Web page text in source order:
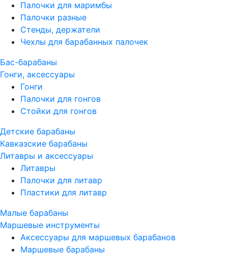
Палочки для маримбы
Палочки разные
Стенды, держатели
Чехлы для барабанных палочек
Бас-барабаны
Гонги, аксессуары
Гонги
Палочки для гонгов
Стойки для гонгов
Детские барабаны
Кавказские барабаны
Литавры и аксессуары
Литавры
Палочки для литавр
Пластики для литавр
Малые барабаны
Маршевые инструменты
Аксессуары для маршевых барабанов
Маршевые барабаны